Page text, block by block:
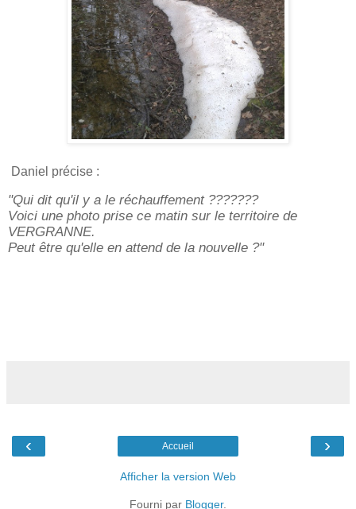
Daniel précise :
"Qui dit qu'il y a le réchauffement ???????
Voici une photo prise ce matin sur le territoire de
VERGRANNE.
Peut être qu'elle en attend de la nouvelle ?"
‹ ›
Accueil
Afficher la version Web
Fourni par Blogger.